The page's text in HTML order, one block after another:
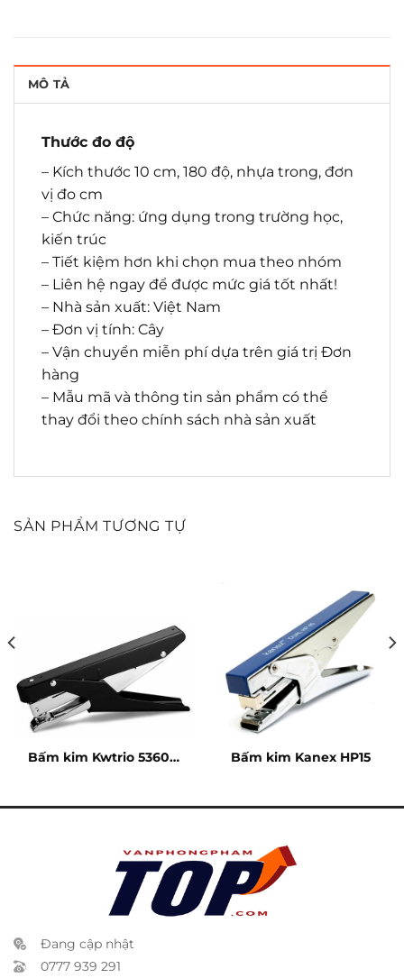
MÔ TẢ
Thước đo độ
– Kích thước 10 cm, 180 độ, nhựa trong, đơn
vị đo cm
– Chức năng: ứng dụng trong trường học,
kiến trúc
– Tiết kiệm hơn khi chọn mua theo nhóm
– Liên hệ ngay để được mức giá tốt nhất!
– Nhà sản xuất: Việt Nam
– Đơn vị tính: Cây
– Vận chuyển miễn phí dựa trên giá trị Đơn
hàng
– Mẫu mã và thông tin sản phẩm có thể
thay đổi theo chính sách nhà sản xuất
SẢN PHẨM TƯƠNG TỰ
Bấm kim Kwtrio 5360 –
Bấm kim Kanex HP15
Đang cập nhật
0777 939 291